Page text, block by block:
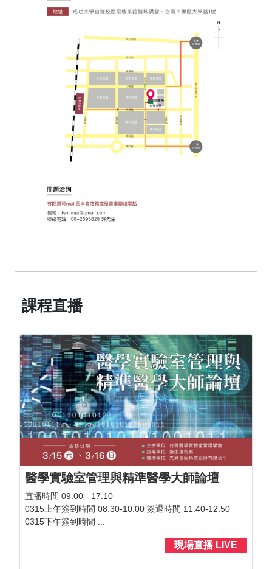
課程直播
醫學實驗室管理與精準醫學大師論壇
直播時間 09:00 - 17:10
0315上午簽到時間 08:30-10:00 簽退時間 11:40-12:50
0315下午簽到時間 ...
現場直播 LIVE